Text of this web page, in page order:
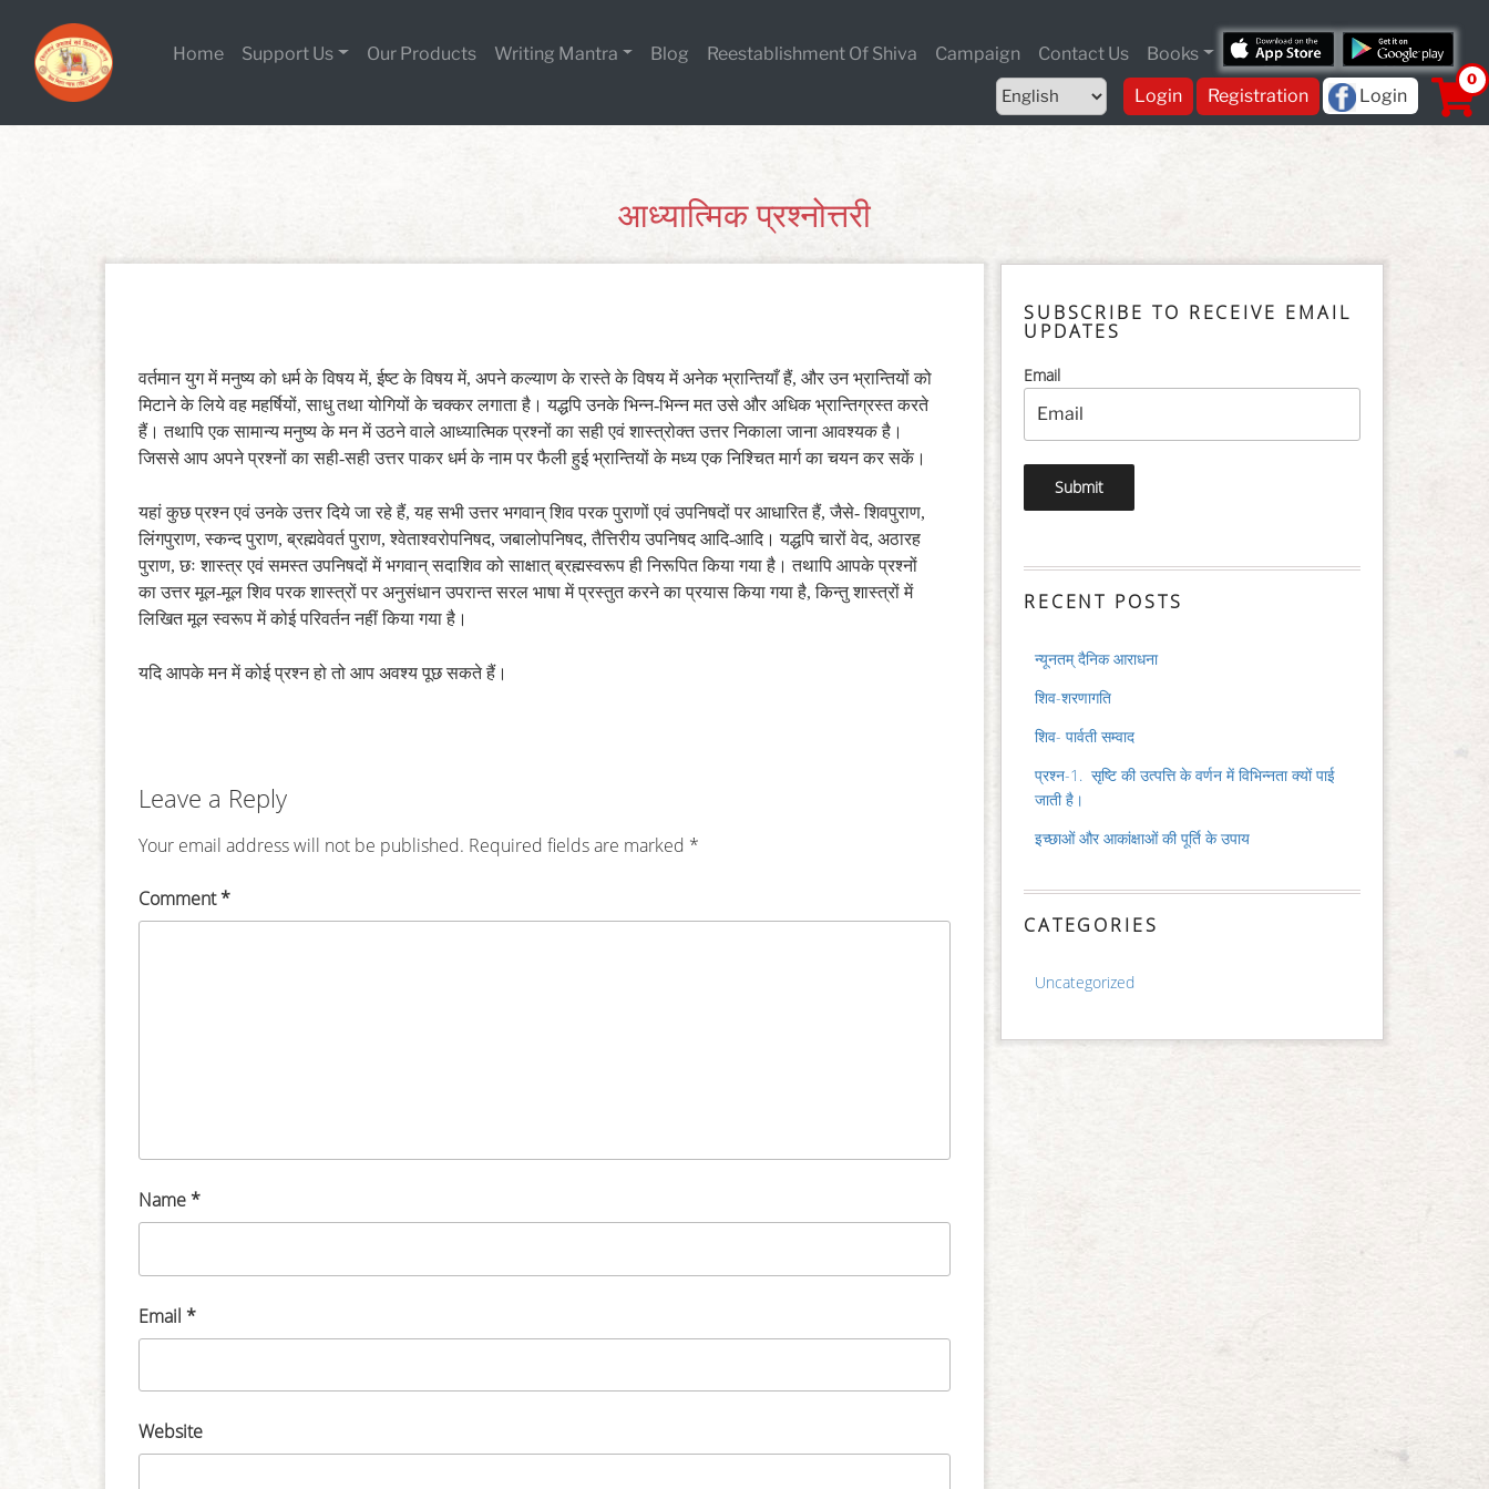
content
Home Support Us Our Products Writing Mantra Blog Reestablishment Of Shiva Campaign Contact Us Books
Choose
a
Login Registration Login
आध्यात्मिक प्रश्नोत्तरी
वर्तमान युग में मनुष्य को धर्म के विषय में, ईष्ट के विषय में, अपने कल्याण के रास्ते के विषय में अनेक भ्रान्तियाँ हैं, और उन भ्रान्तियों को
मिटाने के लिये वह महर्षियों, साधु तथा योगियों के चक्कर लगाता है। यद्धपि उनके भिन्न-भिन्न मत उसे और अधिक भ्रान्तिग्रस्त करते
हैं। तथापि एक सामान्य मनुष्य के मन में उठने वाले आध्यात्मिक प्रश्नों का सही एवं शास्त्रोक्त उत्तर निकाला जाना आवश्यक है।
जिससे आप अपने प्रश्नों का सही-सही उत्तर पाकर धर्म के नाम पर फैली हुई भ्रान्तियों के मध्य एक निश्चित मार्ग का चयन कर सकें।
यहां कुछ प्रश्न एवं उनके उत्तर दिये जा रहे हैं, यह सभी उत्तर भगवान् शिव परक पुराणों एवं उपनिषदों पर आधारित हैं, जैसे- शिवपुराण,
लिंगपुराण, स्कन्द पुराण, ब्रह्मवेवर्त पुराण, श्वेताश्वरोपनिषद, जबालोपनिषद, तैत्तिरीय उपनिषद आदि-आदि। यद्धपि चारों वेद, अठारह
पुराण, छः शास्त्र एवं समस्त उपनिषदों में भगवान् सदाशिव को साक्षात् ब्रह्मस्वरूप ही निरूपित किया गया है। तथापि आपके प्रश्नों
का उत्तर मूल-मूल शिव परक शास्त्रों पर अनुसंधान उपरान्त सरल भाषा में प्रस्तुत करने का प्रयास किया गया है, किन्तु शास्त्रों में
लिखित मूल स्वरूप में कोई परिवर्तन नहीं किया गया है।
यदि आपके मन में कोई प्रश्न हो तो आप अवश्य पूछ सकते हैं।
Leave a Reply
Your email address will not be published. Required fields are marked *
Comment*
Name *
Email *
Website
SUBSCRIBE TO RECEIVE EMAIL
UPDATES
Email
RECENT POSTS
न्यूनतम् दैनिक आराधना
शिव-शरणागति
शिव- पार्वती सम्वाद
प्रश्न-1. सृष्टि की उत्पत्ति के वर्णन में विभिन्नता क्यों पाई
जाती है।
इच्छाओं और आकांक्षाओं की पूर्ति के उपाय
CATEGORIES
Uncategorized